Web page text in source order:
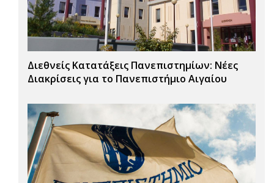
Διεθνείς Κατατάξεις Πανεπιστημίων: Νέες
Διακρίσεις για το Πανεπιστήμιο Αιγαίου